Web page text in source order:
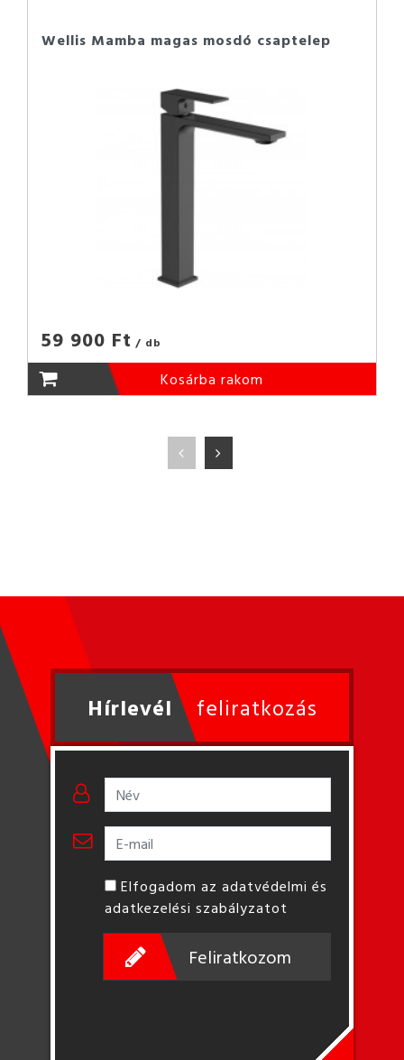
Wellis Mamba magas mosdó csaptelep
59 900 Ft / db
Kosárba rakom
Hírlevél feliratkozás
Elfogadom az adatvédelmi és
adatkezelési szabályzatot
Feliratkozom